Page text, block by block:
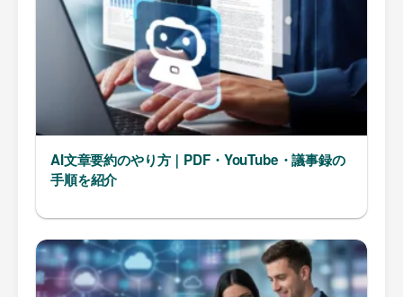
AI文章要約のやり方｜PDF・YouTube・議事録の
手順を紹介